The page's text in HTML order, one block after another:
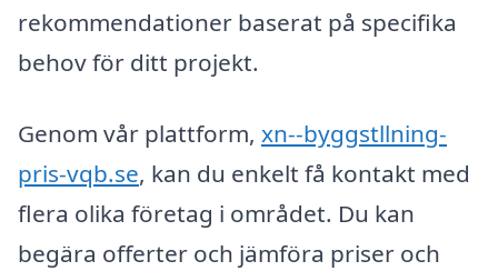
rekommendationer baserat på specifika
behov för ditt projekt.
Genom vår plattform, xn--byggstllning-
pris-vqb.se, kan du enkelt få kontakt med
flera olika företag i området. Du kan
begära offerter och jämföra priser och